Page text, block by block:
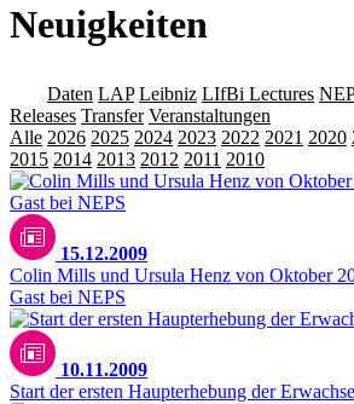
Neuigkeiten
Daten LAP Leibniz LIfBi Lectures
Releases Transfer Veranstaltungen
Alle 2026 2025 2024 2023 2022 2021 2020
2015 2014 2013 2012 2011 2010
15.12.2009
Colin Mills und Ursula Henz von Oktober
Gast bei NEPS
10.11.2009
Start der ersten Haupterhebung der